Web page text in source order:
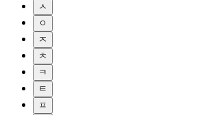
ㅅ
ㅇ
ㅈ
ㅊ
ㅋ
ㅌ
ㅍ